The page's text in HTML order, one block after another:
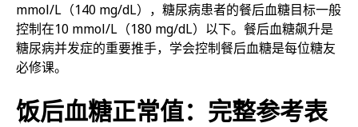
mmol/L（140 mg/dL），糖尿病患者的餐后血糖目标一般
控制在10 mmol/L（180 mg/dL）以下。餐后血糖飙升是
糖尿病并发症的重要推手，学会控制餐后血糖是每位糖友
必修课。
饭后血糖正常值：完整参考表